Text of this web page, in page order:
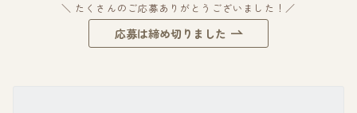
＼ たくさんのご応募ありがとうございました！／
応募は締め切りました